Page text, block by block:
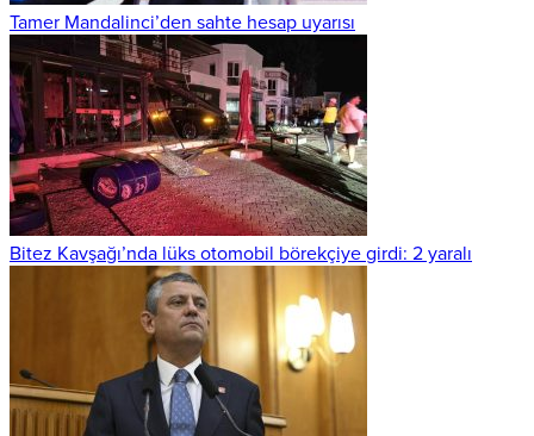
Tamer Mandalinci’den sahte hesap uyarısı
Bitez Kavşağı’nda lüks otomobil börekçiye girdi: 2 yaralı